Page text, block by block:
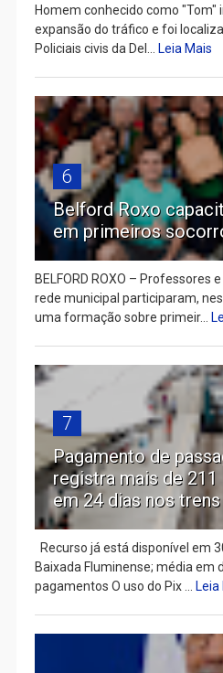
Homem conhecido como "Tom"
expansão do tráfico e foi
Policiais civis da Del...
Leia Mais
6
Belford Roxo
em primeiros
BELFORD ROXO – Professores
rede municipal participaram,
uma formação sobre primeir...
7
Pagamento de
registra mais de
em 24 dias nos
Recurso já está disponível em
Baixada Fluminense; média em
pagamentos O uso do Pix ...
Leia